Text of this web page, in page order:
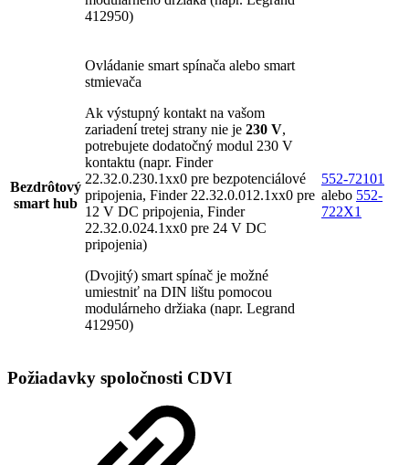
412950)
Bezdrôtový
smart hub
Ovládanie smart spínača alebo smart
stmievača
Ak výstupný kontakt na vašom
zariadení tretej strany nie je 230 V,
potrebujete dodatočný modul 230 V
kontaktu (napr. Finder
22.32.0.230.1xx0 pre bezpotenciálové
pripojenia, Finder 22.32.0.012.1xx0 pre
12 V DC pripojenia, Finder
22.32.0.024.1xx0 pre 24 V DC
pripojenia)
(Dvojitý) smart spínač je možné
umiestniť na DIN lištu pomocou
modulárneho držiaka (napr. Legrand
412950)
552-72101
alebo 552-
722X1
Požiadavky spoločnosti CDVI